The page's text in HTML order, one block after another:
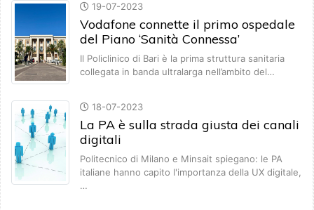
19-07-2023
Vodafone connette il primo ospedale
del Piano ‘Sanità Connessa’
Il Policlinico di Bari è la prima struttura sanitaria
collegata in banda ultralarga nell’ambito del…
18-07-2023
La PA è sulla strada giusta dei canali
digitali
Politecnico di Milano e Minsait spiegano: le PA
italiane hanno capito l'importanza della UX digitale,
…